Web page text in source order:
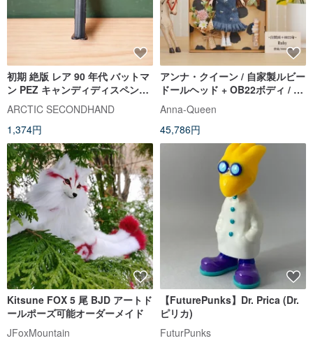
初期 絶版 レア 90 年代 バットマ
ン PEZ キャンディディスペンサ
ー
ARCTIC SECONDHAND
1,374円
アンナ・クイーン / 自家製ルビー
ドールヘッド + OB22ボディ / 発
売中
Anna-Queen
45,786円
Kitsune FOX 5 尾 BJD アートド
ールポーズ可能オーダーメイド
JFoxMountain
【FuturePunks】Dr. Prica (Dr.
ピリカ)
FuturPunks